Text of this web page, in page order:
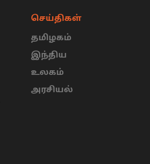
செய்திகள்
தமிழகம்
இந்திய
உலகம்
அரசியல்